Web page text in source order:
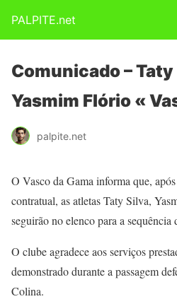
PALPITE.net
Comunicado –
Yasmim Flório «
palpite.net
O Vasco da Gama informa que,
contratual, as atletas Taty Silva,
seguirão no elenco para a sequência
O clube agradece aos serviços
demonstrado durante a passagem
Colina.